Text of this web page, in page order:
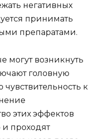
негативных
принимать
препаратами.
могут возникнуть
головную
к
этих эффектов
и проходят